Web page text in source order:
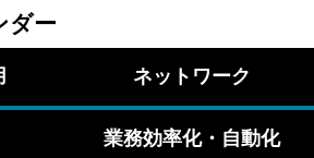
ダー
ネットワーク
業務効率化・自動化